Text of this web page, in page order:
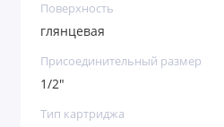
Поверхность
глянцевая
Присоединительный размер
1/2"
Тип картриджа